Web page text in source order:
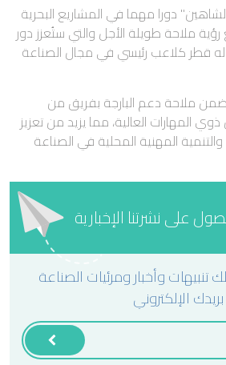
دورا مهما في المشاريع البحرية
ملاحة طويلة الأجل والتي ستُعزز دور
قطر كلاعب رئيسي في مجال الصناعة
ملاحة دعم البارجة بفريق من
ذوي المهارات العالية، مما يزيد من تعزيز
المهنية المحلية في الصناعة
على نشرتنا الإخبارية
وأخبار ومرئيات الصناعة
الإلكتروني